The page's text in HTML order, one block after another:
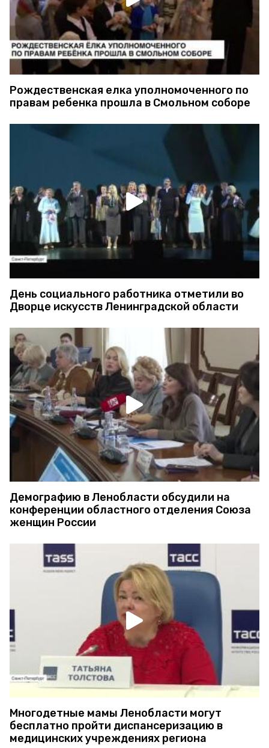
Рождественская елка уполномоченного по
правам ребенка прошла в Смольном соборе
День социального работника отметили во
Дворце искусств Ленинградской области
Демографию в Ленобласти обсудили на
конференции областного отделения Союза
женщин России
Многодетные мамы Ленобласти могут
бесплатно пройти диспансеризацию в
медицинских учреждениях региона